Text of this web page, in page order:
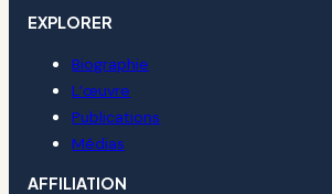
EXPLORER
Biographie
L’œuvre
Publications
Médias
AFFILIATION